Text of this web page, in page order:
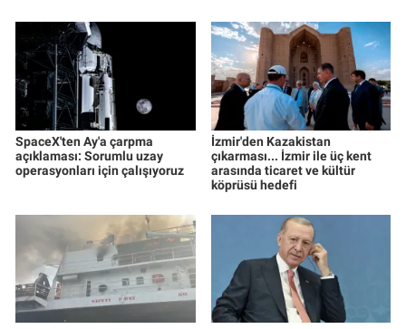
SpaceX'ten Ay'a çarpma
açıklaması: Sorumlu uzay
operasyonları için çalışıyoruz
İzmir'den Kazakistan
çıkarması... İzmir ile üç kent
arasında ticaret ve kültür
köprüsü hedefi